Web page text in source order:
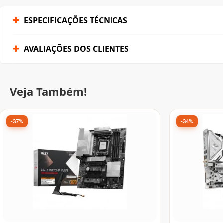
ESPECIFICAÇÕES TÉCNICAS
AVALIAÇÕES DOS CLIENTES
Veja Também!
-37% -34%